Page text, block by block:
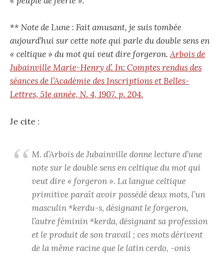
** Note de Lune : Fait amusant, je suis tombée
aujourd’hui sur cette note qui parle du double sens en
« celtique » du mot qui veut dire forgeron.Arbois de
Jubainville Marie-Henry d’. In: Comptes rendus des
séances de l’Académie des Inscriptions et Belles-
Lettres, 51e année, N. 4, 1907. p. 204.
Je cite :
M. d’Arbois de Jubainville donne lecture d’une
note sur le double sens en celtique du mot qui
veut dire « forgeron ». La langue celtique
primitive paraît avoir possédé deux mots, l’un
masculin *kerdu-s, désignant le forgeron,
l’autre féminin *kerda, désignant sa profession
et le produit de son travail ; ces mots dérivent
de la même racine que le latin cerdo, -onis